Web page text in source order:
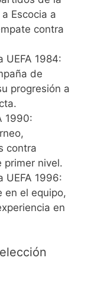
Escocia a
contra
UEFA 1984:
de
progresión a
1990:
contra
primer nivel.
UEFA 1996:
en el equipo,
en